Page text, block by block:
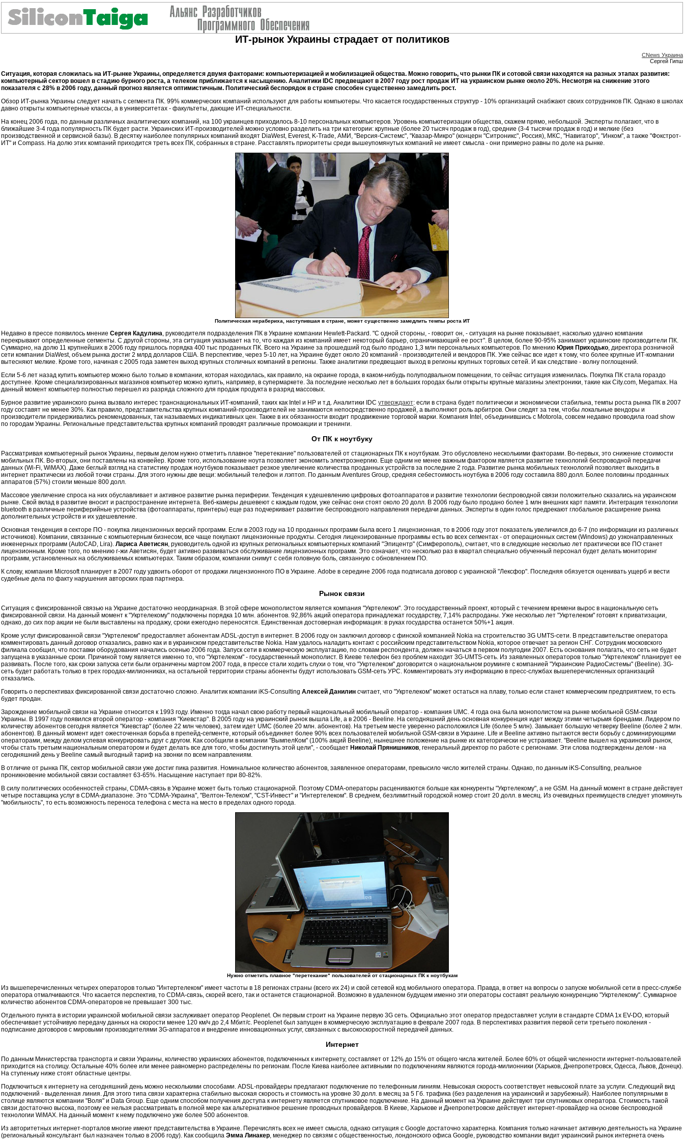
ИТ-рынок Украины страдает от политиков
CNews Украина
Сергей Гипш
Ситуация, которая сложилась на ИТ-рынке Украины, определяется двумя факторами: компьютеризацией и мобилизацией общества. Можно говорить, что рынки ПК и сотовой связи находятся на разных этапах развития:
компьютерный сектор вошел в стадию бурного роста, а телеком приближается к насыщению. Аналитики IDC предвещают в 2007 году рост продаж ИТ на украинском рынке около 20%. Несмотря на снижение этого
показателя с 28% в 2006 году, данный прогноз является оптимистичным. Политический беспорядок в стране способен существенно замедлить рост.
Обзор ИТ-рынка Украины следует начать с сегмента ПК. 99% коммерческих компаний используют для работы компьютеры. Что касается государственных структур - 10% организаций снабжают своих сотрудников ПК. Однако в школах
давно открыты компьютерные классы, а в университетах - факультеты, дающие ИТ-специальности.
На конец 2006 года, по данным различных аналитических компаний, на 100 украинцев приходилось 8-10 персональных компьютеров. Уровень компьютеризации общества, скажем прямо, небольшой. Эксперты полагают, что в
ближайшие 3-4 года популярность ПК будет расти. Украинских ИТ-производителей можно условно разделить на три категории: крупные (более 20 тысяч продаж в год), средние (3-4 тысячи продаж в год) и мелкие (без
производственной и сервисной базы). В десятку наиболее популярных компаний входят DiaWest, Everest, K-Trade, АМИ, "Версия-Системс", "Квазар-Микро" (концерн "Ситроникс", Россия), МКС, "Навигатор", "Инком", а также "Фокстрот-
ИТ" и Compass. На долю этих компаний приходится треть всех ПК, собранных в стране. Расставлять приоритеты среди вышеупомянутых компаний не имеет смысла - они примерно равны по доле на рынке.
Политическая нерабериха, наступившая в стране, может существенно замедлить темпы роста ИТ
Недавно в прессе появилось мнение Сергея Кадулина, руководителя подразделения ПК в Украине компании Hewlett-Packard. "С одной стороны, - говорит он, - ситуация на рынке показывает, насколько удачно компании
перекрывают определенные сегменты. С другой стороны, эта ситуация указывает на то, что каждая из компаний имеет некоторый барьер, ограничивающий ее рост". В целом, более 90-95% занимают украинские производители ПК.
Суммарно, на долю 11 крупнейших в 2006 году пришлось порядка 400 тыс проданных ПК. Всего на Украине за прошедший год было продано 1,3 млн персональных компьютеров. По мнению Юрия Приходько, директора розничной
сети компании DiaWest, объем рынка достиг 2 млрд долларов США. В перспективе, через 5-10 лет, на Украине будет около 20 компаний - производителей и вендоров ПК. Уже сейчас все идет к тому, что более крупные ИТ-компании
вытесняют мелкие. Кроме того, начиная с 2005 года заметен выход крупных столичных компаний в регионы. Также аналитики предвещают выход в регионы крупных торговых сетей. И как следствие - волну поглощений.
Если 5-6 лет назад купить компьютер можно было только в компании, которая находилась, как правило, на окраине города, в каком-нибудь полуподвальном помещении, то сейчас ситуация изменилась. Покупка ПК стала гораздо
доступнее. Кроме специализированных магазинов компьютер можно купить, например, в супермаркете. За последние несколько лет в больших городах были открыты крупные магазины электроники, такие как City.com, Megamax. На
данный момент компьютер полностью перешел из разряда сложного для продаж продукта в разряд массовых.
Бурное развитие украинского рынка вызвало интерес транснациональных ИТ-компаний, таких как Intel и HP и т.д. Аналитики IDC утверждают: если в страна будет политически и экономически стабильна, темпы роста рынка ПК в 2007
году составят не менее 30%. Как правило, представительства крупных компаний-производителей не занимаются непосредственно продажей, а выполняют роль арбитров. Они следят за тем, чтобы локальные вендоры и
производители придерживались рекомендованных, так называемых индикативных цен. Также в их обязанности входит продвижение торговой марки. Компания Intel, объединившись с Motorola, совсем недавно проводила road show
по городам Украины. Региональные представительства крупных компаний проводят различные промоакции и тренинги.
От ПК к ноутбуку
Рассматривая компьютерный рынок Украины, первым делом нужно отметить плавное "перетекание" пользователей от стационарных ПК к ноутбукам. Это обусловлено несколькими факторами. Во-первых, это снижение стоимости
мобильных ПК. Во-вторых, они поставлены на конвейер. Кроме того, использование ноута позволяет экономить электроэнергию. Еще одним не менее важным фактором является развитие технологий беспроводной передачи
данных (Wi-Fi, WiMAX). Даже беглый взгляд на статистику продаж ноутбуков показывает резкое увеличение количества проданных устройств за последние 2 года. Развитие рынка мобильных технологий позволяет выходить в
интернет практически из любой точки страны. Для этого нужны две вещи: мобильный телефон и лэптоп. По данным Aventures Group, средняя себестоимость ноутбука в 2006 году составила 880 долл. Более половины проданных
аппаратов (57%) стоили меньше 800 долл.
Массовое увеличение спроса на них обуславливает и активное развитие рынка периферии. Тенденция к удешевлению цифровых фотоаппаратов и развитие технологии беспроводной связи положительно сказались на украинском
рынке. Свой вклад в развитие вносит и распространение интернета. Веб-камеры дешевеют с каждым годом, уже сейчас они стоят около 20 долл. В 2006 году было продано более 1 млн внешних карт памяти. Интеграция технологии
bluetooth в различные периферийные устройства (фотоаппараты, принтеры) еще раз подчеркивает развитие беспроводного направления передачи данных. Эксперты в один голос предрекают глобальное расширение рынка
дополнительных устройств и их удешевление.
Основная тенденция в секторе ПО - покупка лицензионных версий программ. Если в 2003 году на 10 проданных программ была всего 1 лицензионная, то в 2006 году этот показатель увеличился до 6-7 (по информации из различных
источников). Компании, связанные с компьютерным бизнесом, все чаще покупают лицензионные продукты. Сегодня лицензированные программы есть во всех сегментах - от операционных систем (Windows) до узконаправленных
инженерных программ (AutoCAD, Lira). Лариса Аветисян, руководитель одной из крупных региональных компьютерных компаний "Эпицентр" (Симферополь), считает, что в следующие несколько лет практически все ПО станет
лицензионным. Кроме того, по мнению г-жи Аветисян, будет активно развиваться обслуживание лицензионных программ. Это означает, что несколько раз в квартал специально обученный персонал будет делать мониторинг
программ, установленных на обслуживаемых компьютерах. Таким образом, компании снимут с себя головную боль, связанную с обновлением ПО.
К слову, компания Microsoft планирует в 2007 году удвоить оборот от продажи лицензионного ПО в Украине. Adobe в середине 2006 года подписала договор с украинской "Лексфор". Последняя обязуется оценивать ущерб и вести
судебные дела по факту нарушения авторских прав партнера.
Рынок связи
Ситуация с фиксированной связью на Украине достаточно неординарная. В этой сфере монополистом является компания "Укртелеком". Это государственный проект, который с течением времени вырос в национальную сеть
фиксированной связи. На данный момент к "Укртелекому" подключены порядка 10 млн. абонентов. 92,86% акций оператора принадлежат государству, 7,14% распроданы. Уже несколько лет "Укртелеком" готовят к приватизации,
однако, до сих пор акции не были выставлены на продажу, сроки ежегодно переносятся. Единственная достоверная информация: в руках государства останется 50%+1 акция.
Кроме услуг фиксированной связи "Укртелеком" предоставляет абонентам ADSL-доступ в интернет. В 2006 году он заключил договор с финской компанией Nokia на строительство 3G UMTS-сети. В представительстве оператора
комментировать данный договор отказались, равно как и в украинском представительстве Nokia. Нам удалось наладить контакт с российским представительством Nokia, которое отвечает за регион СНГ. Сотрудник московского
филиала сообщил, что поставки оборудования начались осенью 2006 года. Запуск сети в коммерческую эксплуатацию, по словам респондента, должен начаться в первом полугодии 2007. Есть основания полагать, что сеть не будет
запущена в указанные сроки. Причиной тому является именно то, что "Укртелеком" - государственный монополист. В Киеве телефон без проблем находит 3G-UMTS-сеть. Из заявленных операторов только "Укртелеком" планирует ее
развивать. После того, как сроки запуска сети были ограничены мартом 2007 года, в прессе стали ходить слухи о том, что "Укртелеком" договорится о национальном роуминге с компанией "Украинские РадиоСистемы" (Beeline). 3G-
сеть будет работать только в трех городах-милионниках, на остальной территории страны абоненты будут использовать GSM-сеть УРС. Комментировать эту информацию в пресс-службах вышеперечисленных организаций
отказались.
Говорить о перспективах фиксированной связи достаточно сложно. Аналитик компании iKS-Consulting Алексей Данилин считает, что "Укртелеком" может остаться на плаву, только если станет коммерческим предприятием, то есть
будет продан.
Зарождение мобильной связи на Украине относится к 1993 году. Именно тогда начал свою работу первый национальный мобильный оператор - компания UMC. 4 года она была монополистом на рынке мобильной GSM-связи
Украины. В 1997 году появился второй оператор - компания "Киевстар". В 2005 году на украинский рынок вышла Life, а в 2006 - Beeline. На сегодняшний день основная конкуренция идет между этими четырьмя брендами. Лидером по
количеству абонентов сегодня является "Киевстар" (более 22 млн человек), затем идет UMC (более 20 млн. абонентов). На третьем месте уверенно расположился Life (более 5 млн). Замыкает большую четверку Beeline (более 2 млн.
абонентов). В данный момент идет ожесточенная борьба в препейд-сегменте, который объединяет более 90% всех пользователей мобильной GSM-связи в Украине. Life и Beeline активно пытаются вести борьбу с доминирующими
операторами, между делом успевая конкурировать друг с другом. Как сообщили в компании "ВымпелКом" (100% акций Beeline), нынешнее положение на рынке их категорически не устраивает. "Beeline вышел на украинский рынок,
чтобы стать третьим национальным оператором и будет делать все для того, чтобы достигнуть этой цели", - сообщает Николай Прянишников, генеральный директор по работе с регионами. Эти слова подтверждены делом - на
сегодняшний день у Beeline самый выгодный тариф на звонки по всем направлениям.
В отличие от рынка ПК, сектор мобильной связи уже достиг пика развития. Номинальное количество абонентов, заявленное операторами, превысило число жителей страны. Однако, по данным iKS-Сonsulting, реальное
проникновение мобильной связи составляет 63-65%. Насыщение наступает при 80-82%.
В силу политических особенностей страны, CDMA-связь в Украине может быть только стационарной. Поэтому CDMA-операторы расцениваются больше как конкуренты "Укртелекому", а не GSM. На данный момент в стране действует
четыре поставщика услуг в CDMA-диапазоне. Это "CDMA-Украина", "Велтон-Телеком", "CST-Инвест" и "Интертелеком". В среднем, безлимитный городской номер стоит 20 долл. в месяц. Из очевидных преимуществ следует упомянуть
"мобильность", то есть возможность переноса телефона с места на место в пределах одного города.
Нужно отметить плавное "перетекание" пользователей от стационарных ПК к ноутбукам
Из вышеперечисленных четырех операторов только "Интертелеком" имеет частоты в 18 регионах страны (всего их 24) и свой сетевой код мобильного оператора. Правда, в ответ на вопросы о запуске мобильной сети в пресс-службе
оператора отмалчиваются. Что касается перспектив, то CDMA-связь, скорей всего, так и останется стационарной. Возможно в удаленном будущем именно эти операторы составят реальную конкуренцию "Укртелекому". Суммарное
количество абонентов CDMA-операторов не превышает 300 тыс.
Отдельного пункта в истории украинской мобильной связи заслуживает оператор Peoplenet. Он первым строит на Украине первую 3G сеть. Официально этот оператор предоставляет услуги в стандарте CDMA 1x EV-DO, который
обеспечивает устойчивую передачу данных на скорости менее 120 км/ч до 2,4 Мбит/с. Peoplenet был запущен в коммерческую эксплуатацию в феврале 2007 года. В перспективах развития первой сети третьего поколения -
подписание договоров с мировыми производителями 3G-аппаратов и внедрение инновационных услуг, связанных с высокоскоростной передачей данных.
Интернет
По данным Министерства транспорта и связи Украины, количество украинских абонентов, подключенных к интернету, составляет от 12% до 15% от общего числа жителей. Более 60% от общей численности интернет-пользователей
приходится на столицу. Остальные 40% более или менее равномерно распределены по регионам. После Киева наиболее активными по подключениям являются города-милионники (Харьков, Днепропетровск, Одесса, Львов, Донецк).
На ступеньку ниже стоят областные центры.
Подключиться к интернету на сегодняшний день можно несколькими способами. ADSL-провайдеры предлагают подключение по телефонным линиям. Невысокая скорость соответствует невысокой плате за услуги. Следующий вид
подключений - выделенная линия. Для этого типа связи характерна стабильно высокая скорость и стоимость на уровне 30 долл. в месяц за 5 Гб. трафика (без разделения на украинский и зарубежный). Наиболее популярными в
столице являются компании "Воля" и Data Group. Еще одним способом получения доступа к интернету является спутниковое подключение. На данный момент на Украине действуют три спутниковых оператора. Стоимость такой
связи достаточно высока, поэтому ее нельзя рассматривать в полной мере как альтернативное решение проводных провайдеров. В Киеве, Харькове и Днепропетровске действует интернет-провайдер на основе беспроводной
технологии WiMAX. На данный момент к нему подключено уже более 500 абонентов.
Из авторитетных интернет-порталов многие имеют представительства в Украине. Перечислять всех не имеет смысла, однако ситуация с Google достаточно характерна. Компания только начинает активную деятельность на Украине
(региональный консультант был назначен только в 2006 году). Как сообщила Эмма Линакер, менеджер по связям с общественностью, лондонского офиса Google, руководство компании видит украинский рынок интернета очень